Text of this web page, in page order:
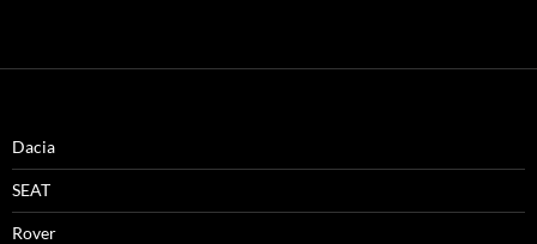
Dacia
SEAT
Rover